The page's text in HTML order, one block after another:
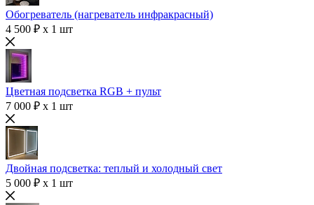
Обогреватель (нагреватель инфракрасный)
4 500 ₽ x 1 шт
Цветная подсветка RGB + пульт
7 000 ₽ x 1 шт
Двойная подсветка: теплый и холодный свет
5 000 ₽ x 1 шт